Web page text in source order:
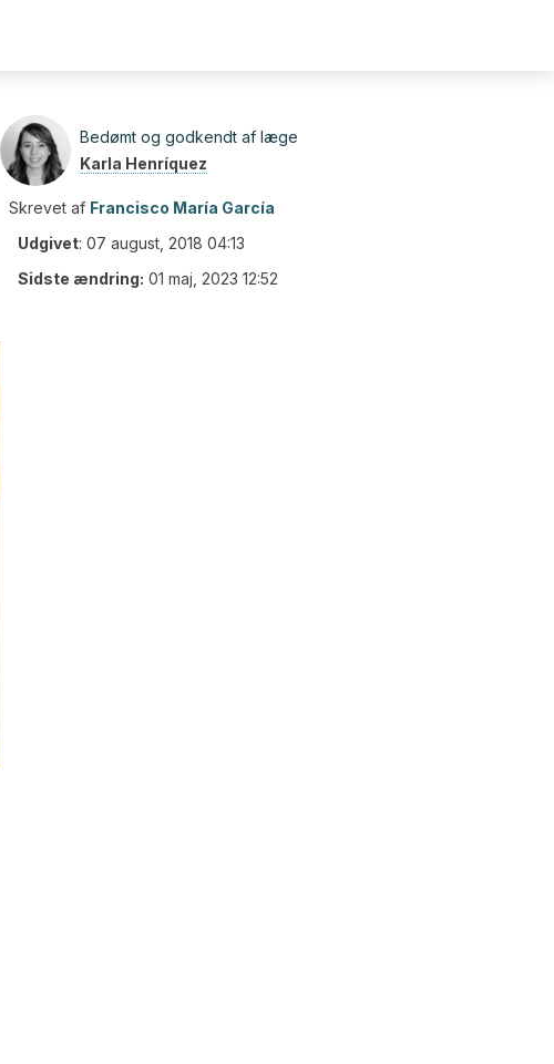
Bedømt og godkendt af læge
Karla Henríquez
Skrevet af Francisco María García
Udgivet: 07 august, 2018 04:13
Sidste ændring: 01 maj, 2023 12:52